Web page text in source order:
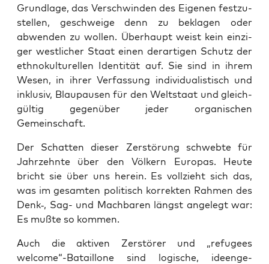
Grund­la­ge, das Ver­schwin­den des Eige­nen fest­zu­
stel­len, geschwei­ge denn zu bekla­gen oder
abwen­den zu wol­len. Über­haupt weist kein ein­zi­
ger west­li­cher Staat einen der­ar­ti­gen Schutz der
eth­no­kul­tu­rel­len Iden­ti­tät auf. Sie sind in ihrem
Wesen, in ihrer Ver­fas­sung indi­vi­dua­lis­tisch und
inklu­siv, Blau­pau­sen für den Welt­staat und gleich­
gül­tig gegen­über jeder orga­ni­schen
Gemeinschaft.
Der Schat­ten die­ser Zer­stö­rung schweb­te für
Jahr­zehn­te über den Völ­kern Euro­pas. Heu­te
bricht sie über uns her­ein. Es voll­zieht sich das,
was im gesam­ten poli­tisch kor­rek­ten Rah­men des
Denk‑, Sag- und Mach­ba­ren längst ange­legt war:
Es muß­te so kommen.
Auch die akti­ven Zer­stö­rer und „refu­gees
welcome“-Bataillone sind logi­sche, ideen­ge­